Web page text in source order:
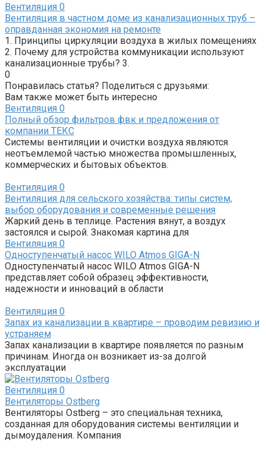
Вентиляция 0
Вентиляция в частном доме из канализационных труб –
оправданная экономия на ремонте
1. Принципы циркуляции воздуха в жилых помещениях
2. Почему для устройства коммуникации используют
канализационные трубы? 3.
0
Понравилась статья? Поделиться с друзьями:
Вам также может быть интересно
Вентиляция 0
Полный обзор фильтров фвк и предложения от
компании ТЕКС
Системы вентиляции и очистки воздуха являются
неотъемлемой частью множества промышленных,
коммерческих и бытовых объектов.
Вентиляция 0
Вентиляция для сельского хозяйства: типы систем,
выбор оборудования и современные решения
Жаркий день в теплице. Растения вянут, а воздух
застоялся и сырой. Знакомая картина для
Вентиляция 0
Одноступенчатый насос WILO Atmos GIGA-N
Одноступенчатый насос WILO Atmos GIGA-N
представляет собой образец эффективности,
надежности и инноваций в области
Вентиляция 0
Запах из канализации в квартире – проводим ревизию и
устраняем
Запах канализации в квартире появляется по разным
причинам. Иногда он возникает из-за долгой
эксплуатации
Вентиляция 0
Вентиляторы Ostberg
Вентиляторы Ostberg – это специальная техника,
созданная для оборудования системы вентиляции и
дымоудаления. Компания